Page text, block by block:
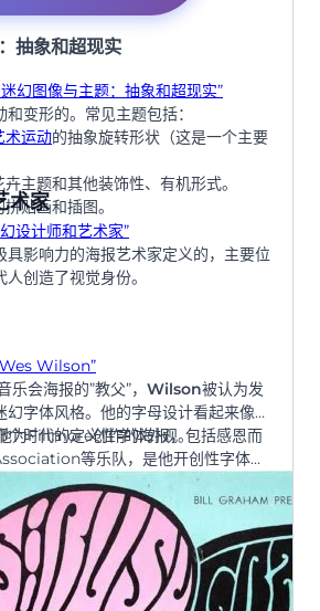
抽象和超现实
幻图像与主题：抽象和超现实”
变形的。常见主题包括：
术运动的抽象旋转形状（这是一个主要
主题和其他装饰性、有机形式。
贴画和插图。
术家
设计师和艺术家”
具影响力的海报艺术家定义的，主要位
创造了视觉身份。
Wilson”
会海报的”教父”， Wilson被认为发
字体风格。他的字母设计看起来像是
个时代的定义性字体外观。
为Fillmore创作的海报，包括感恩而
等乐队，是他开创性字体风